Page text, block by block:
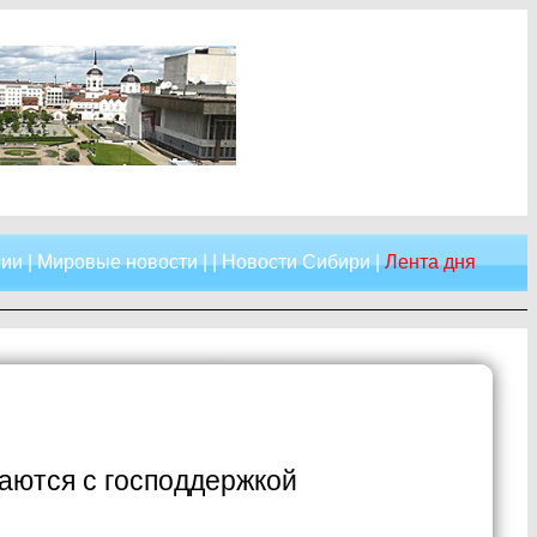
|Мировые новости| |Новости Сибири|Лента дня
с господдержкой